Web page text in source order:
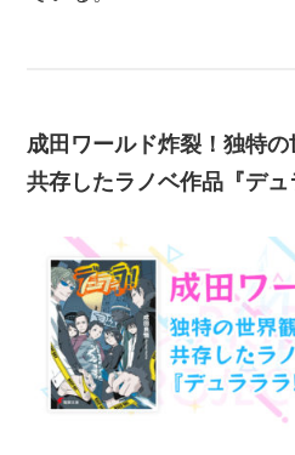
成田ワールド炸裂！独特
共存したラノベ作品『デュ